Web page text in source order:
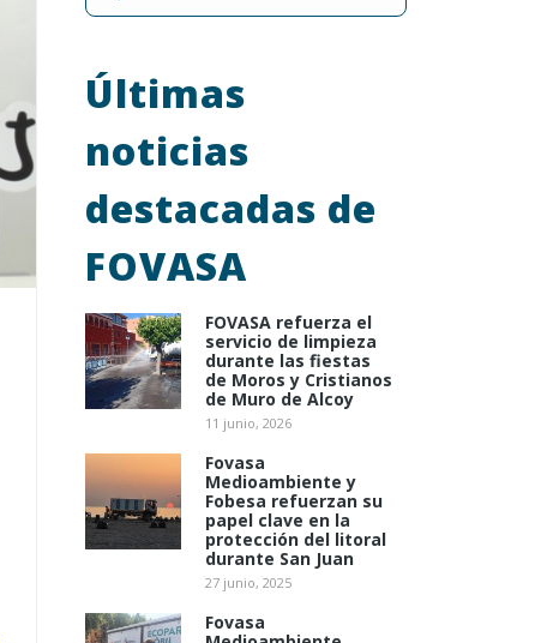
Últimas
noticias
destacadas de
FOVASA
FOVASA refuerza el
servicio de limpieza
durante las fiestas
de Moros y Cristianos
de Muro de Alcoy
11 junio, 2026
Fovasa
Medioambiente y
Fobesa refuerzan su
papel clave en la
protección del litoral
durante San Juan
27 junio, 2025
Fovasa